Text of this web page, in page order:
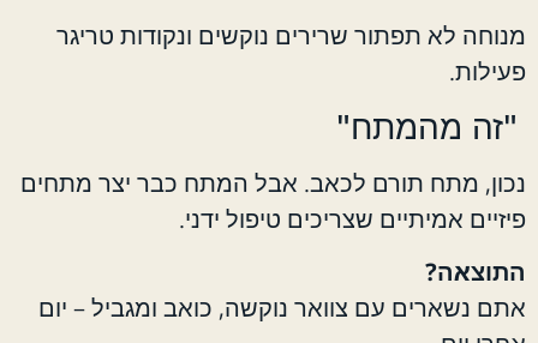
מנוחה לא תפתור שרירים נוקשים ונקודות טריגר
פעילות.
"זה מהמתח"
נכון, מתח תורם לכאב. אבל המתח כבר יצר מתחים
פיזיים אמיתיים שצריכים טיפול ידני.
התוצאה?
אתם נשארים עם צוואר נוקשה, כואב ומגביל – יום